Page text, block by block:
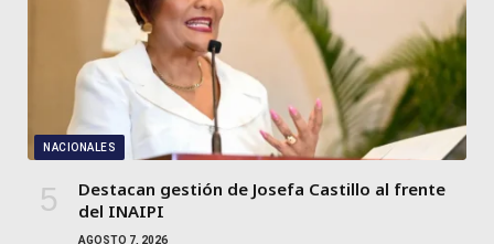
NACIONALES
Destacan gestión de Josefa Castillo al frente
del INAIPI
AGOSTO 7, 2026